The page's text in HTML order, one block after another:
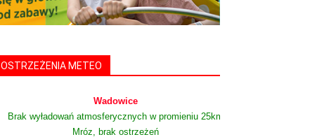
OSTRZEŻENIA METEO
Wadowice
Brak wyładowań atmosferycznych w promieniu 25km
Mróz, brak ostrzeżeń